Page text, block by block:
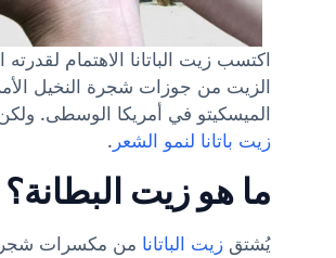
اكتسب زيت الباتانا الاهتمام
الزيت من جوزات شجرة النخيل
الميسكيتو في أمريكا الوسطى.
زيت باتانا لنمو الشعر .
ما هو زيت البطانة؟
يُشتق زيت الباتانا من مكسرات شجرة